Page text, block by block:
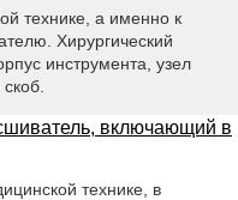
технике, а именно к
Хирургический
инструмента, узел
включающий в
технике, в